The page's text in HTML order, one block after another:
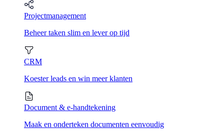
Projectmanagement
Beheer taken slim en lever op tijd
CRM
Koester leads en win meer klanten
Document & e-handtekening
Maak en onderteken documenten eenvoudig